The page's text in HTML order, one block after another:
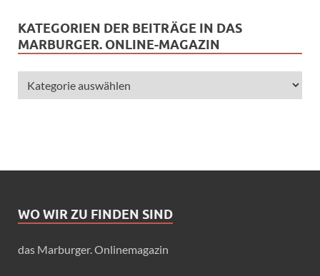
KATEGORIEN DER BEITRÄGE IN DAS
MARBURGER. ONLINE-MAGAZIN
WO WIR ZU FINDEN SIND
das Marburger. Onlinemagazin